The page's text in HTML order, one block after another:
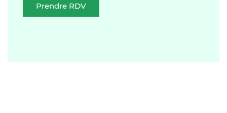
Prendre RDV